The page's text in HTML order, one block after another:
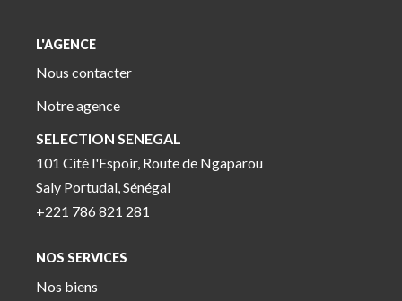
L'AGENCE
Nous contacter
Notre agence
SELECTION SENEGAL
101 Cité l'Espoir, Route de Ngaparou
Saly Portudal, Sénégal
+221 786 821 281
NOS SERVICES
Nos biens